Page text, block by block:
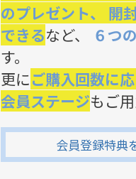
のプレゼント、 開
できるなど、 ６つ
す。
更にご購入回数に
会員ステージもご
会員登録特典